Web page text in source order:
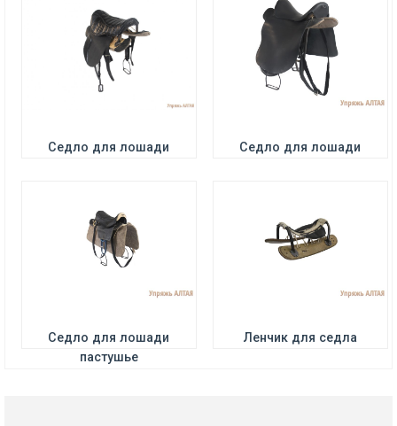
Седло для лошади Седло для лошади
ПОДРОБНЕЕ
6500 р.
Седло для лошади
пастушье
ПОДРОБНЕЕ
2500 р.
Ленчик для седла